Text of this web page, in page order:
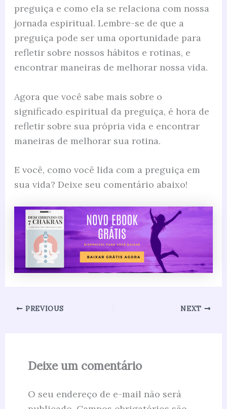
preguiça e como ela se relaciona com nossa
jornada espiritual. Lembre-se de que a
preguiça pode ser uma oportunidade para
refletir sobre nossos hábitos e rotinas, e
encontrar maneiras de melhorar nossa vida.
Agora que você sabe mais sobre o
significado espiritual da preguiça, é hora de
refletir sobre sua própria vida e encontrar
maneiras de melhorar sua rotina.
E você, como você lida com a preguiça em
sua vida? Deixe seu comentário abaixo!
PREVIOUS NEXT
Deixe um comentário
O seu endereço de e-mail não será